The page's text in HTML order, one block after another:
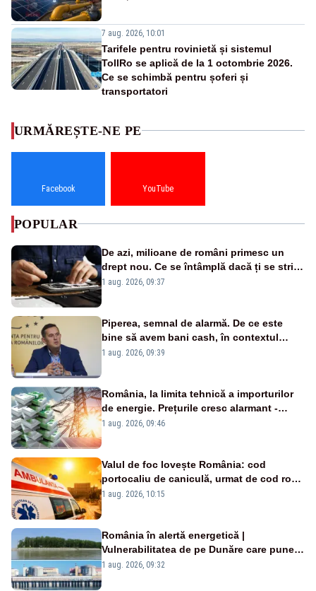
7 aug. 2026, 10:01
Tarifele pentru rovinietă și sistemul
TollRo se aplică de la 1 octombrie 2026.
Ce se schimbă pentru șoferi și
transportatori
URMĂREȘTE-NE PE
Facebook YouTube
POPULAR
De azi, milioane de români primesc un
drept nou. Ce se întâmplă dacă ți se strică
un produs
1 aug. 2026, 09:37
Piperea, semnal de alarmă. De ce este
bine să avem bani cash, în contextul
alertei energetice?
1 aug. 2026, 09:39
România, la limita tehnică a importurilor
de energie. Prețurile cresc alarmant -
Analiză Realitatea Plus
1 aug. 2026, 09:46
Valul de foc lovește România: cod
portocaliu de caniculă, urmat de cod roșu
duminică. Temperaturile urcă spre 40°C
1 aug. 2026, 10:15
România în alertă energetică |
Vulnerabilitatea de pe Dunăre care pune
în pericol Centrala Cernavodă era
1 aug. 2026, 09:32